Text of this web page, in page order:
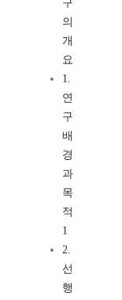
구
의
개
요
1.
연
구
배
경
과
목
적
1
2.
선
행